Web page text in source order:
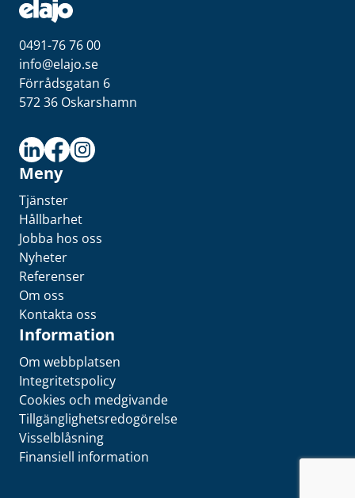
0491-76 76 00
info@elajo.se
Förrådsgatan 6
572 36 Oskarshamn
Meny
Tjänster
Hållbarhet
Jobba hos oss
Nyheter
Referenser
Om oss
Kontakta oss
Information
Om webbplatsen
Integritetspolicy
Cookies och medgivande
Tillgänglighetsredogörelse
Visselblåsning
Finansiell information